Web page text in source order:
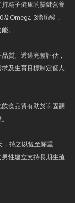
精子健康的關鍵營養
及Omega-3脂肪酸，
。
質。透過完整評估，
及生育目標制定個人
食品質有助於睪固酮
，持之以恆至關重
性建立支持長期生殖